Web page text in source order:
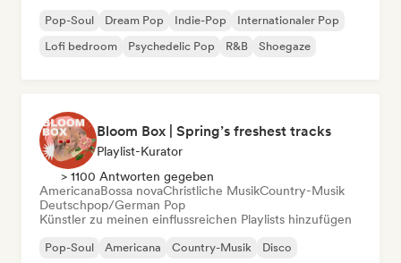
Pop-Soul Dream Pop Indie-Pop
Internationaler Pop
Lofi bedroom
Psychedelic Pop R&B Shoegaze
Bloom Box | Spring’s freshest tracks
Playlist-Kurator
> 1100 Antworten gegeben
AmericanaBossa novaChristliche MusikCountry-Musik
Deutschpop/German Pop
Künstler zu meinen einflussreichen Playlists hinzufügen
Pop-Soul Americana Country-Musik
Disco